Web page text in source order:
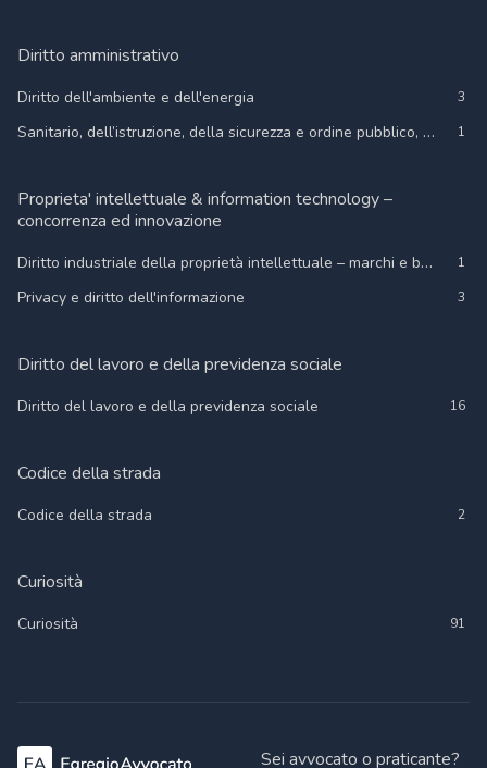
Diritto amministrativo
Diritto dell'ambiente e dell'energia 3
Sanitario, dell’istruzione, della sicurezza e ordine pubblico, del turismo 1
Proprieta' intellettuale & information technology –
concorrenza ed innovazione
Diritto industriale della proprietà intellettuale – marchi e brevetti
1
Privacy e diritto dell'informazione 3
Diritto del lavoro e della previdenza sociale
Diritto del lavoro e della previdenza sociale 16
Codice della strada
Codice della strada 2
Curiosità
Curiosità 91
Sei avvocato o praticante?